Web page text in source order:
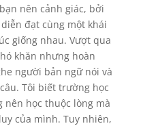
nên cảnh giác, bởi
đạt cùng một khái
giống nhau. Vượt qua
khăn nhưng hoàn
người bản ngữ nói và
Tôi biết trường học
nên học thuộc lòng mà
của mình. Tuy nhiên,